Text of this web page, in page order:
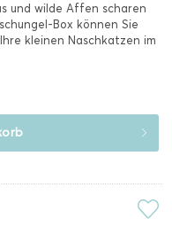
und wilde Affen scharen
Box können Sie
kleinen Naschkatzen im